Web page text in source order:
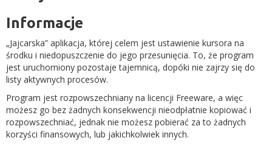
Informacje
„Jajcarska” aplikacja, której celem jest ustawienie kursora na
środku i niedopuszczenie do jego przesunięcia. To, że program
jest uruchomiony pozostaje tajemnicą, dopóki nie zajrzy się do
listy aktywnych procesów.
Program jest rozpowszechniany na licencji Freeware, a więc
możesz go bez żadnych konsekwencji nieodpłatnie kopiować i
rozpowszechniać, jednak nie możesz pobierać za to żadnych
korzyści finansowych, lub jakichkolwiek innych.